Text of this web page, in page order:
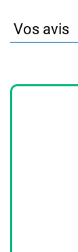
Vos avis